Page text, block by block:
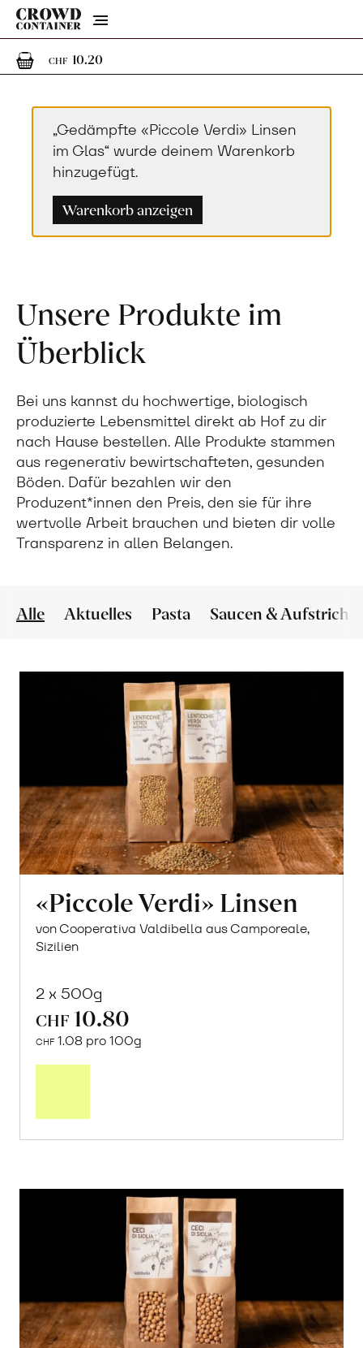
Menu
CHF 10.201 Artikel im Warenkorb
„Gedämpfte «Piccole Verdi» Linsen
im Glas“ wurde deinem Warenkorb
hinzugefügt.
Warenkorb anzeigen
Unsere Produkte im
Überblick
Bei uns kannst du hochwertige, biologisch
produzierte Lebensmittel direkt ab Hof zu dir
nach Hause bestellen. Alle Produkte stammen
aus regenerativ bewirtschafteten, gesunden
Böden. Dafür bezahlen wir den
Produzent*innen den Preis, den sie für ihre
wertvolle Arbeit brauchen und bieten dir volle
Transparenz in allen Belangen.
Alle Aktuelles Pasta Saucen & Aufstriche
«Piccole Verdi» Linsen
von Cooperativa Valdibella aus Camporeale,
Sizilien
2 x 500g
CHF 10.80
CHF 1.08 pro 100g